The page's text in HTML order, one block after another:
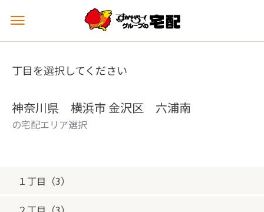
メ
ュ
を
丁目を選択してください
神奈川県 横浜市 金沢区 六浦南
の宅配エリア選択
１丁目（3）